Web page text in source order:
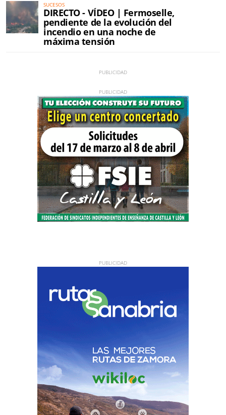
SUCESOS
DIRECTO - VÍDEO | Fermoselle,
pendiente de la evolución del
incendio en una noche de
máxima tensión